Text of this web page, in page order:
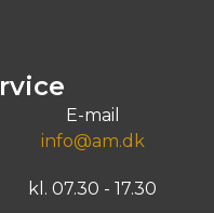
E-mail
info@am.dk
kl. 07.30 - 17.30